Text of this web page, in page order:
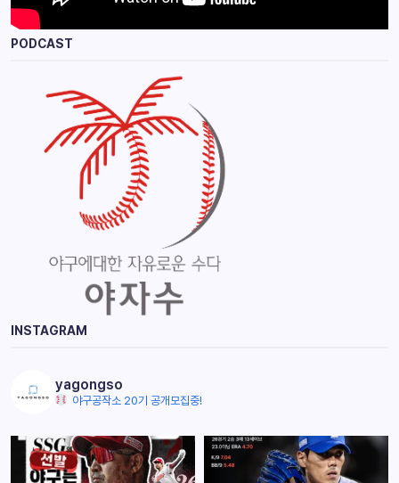
PODCAST
INSTAGRAM
yagongso
야구공작소 20기 공개모집중!